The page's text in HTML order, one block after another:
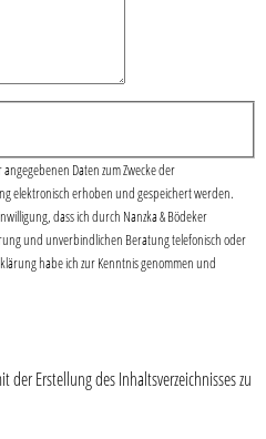
Daten zum Zwecke der
elektronisch erhoben und gespeichert werden.
dass ich durch Nanzka & Bödeker
und unverbindlichen Beratung telefonisch oder
habe ich zur Kenntnis genommen und
der Erstellung des Inhaltsverzeichnisses zu